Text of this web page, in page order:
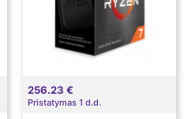
256.23 €
Pristatymas 1 d.d.